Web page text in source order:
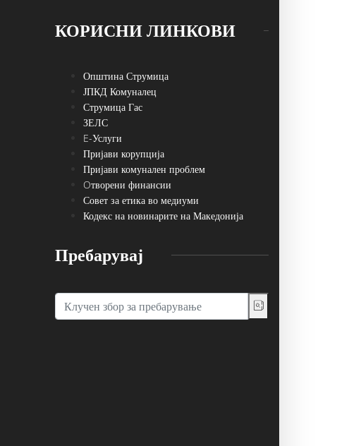
КОРИСНИ ЛИНКОВИ
Општина Струмица
ЈПКД Комуналец
Струмица Гас
ЗЕЛС
E-Услуги
Пријави корупција
Пријави комунален проблем
Oтворени финансии
Совет за етика во медиуми
Кодекс на новинарите на Македонија
Пребарувај